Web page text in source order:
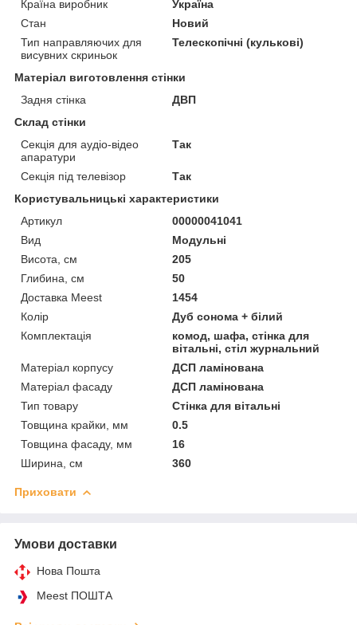
Країна виробник
Україна
Стан
Новий
Тип направляючих для
висувних скриньок
Телескопічні (кулькові)
Матеріал виготовлення стінки
Задня стінка
ДВП
Склад стінки
Секція для аудіо-відео
апаратури
Так
Секція під телевізор
Так
Користувальницькі характеристики
Артикул
00000041041
Вид
Модульні
Висота, см
205
Глибина, см
50
Доставка Meest
1454
Колір
Дуб сонома + білий
Комплектація
комод, шафа, стінка для
вітальні, стіл журнальний
Матеріал корпусу
ДСП ламінована
Матеріал фасаду
ДСП ламінована
Тип товару
Стінка для вітальні
Товщина крайки, мм
0.5
Товщина фасаду, мм
16
Ширина, см
360
Приховати
Умови доставки
Нова Пошта
Meest ПОШТА